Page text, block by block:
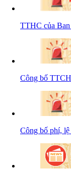
TTHC của
Công bố
Công bố phí,